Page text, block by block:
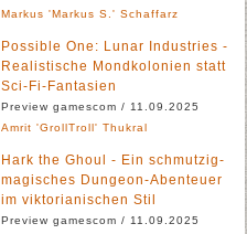
Markus 'Markus S.' Schaffarz
Possible One: Lunar Industries -
Realistische Mondkolonien statt
Sci-Fi-Fantasien
Preview gamescom / 11.09.2025
Amrit 'GrollTroll' Thukral
Hark the Ghoul - Ein schmutzig-
magisches Dungeon-Abenteuer
im viktorianischen Stil
Preview gamescom / 11.09.2025